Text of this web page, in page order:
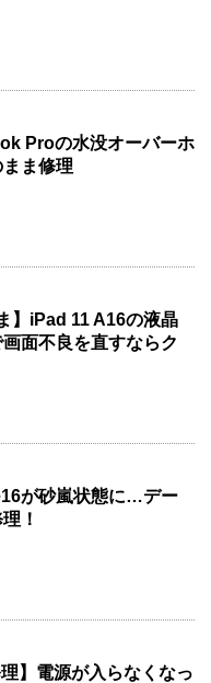
Proの水没オーバーホ
ま修理
】iPad 11 A16の液晶
面不良を直すならク
が砂嵐状態に…デー
！
】電源が入らなくなっ